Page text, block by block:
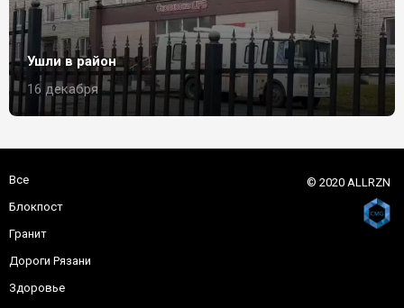
Ушли в район
16 декабря
Все
Блокпост
Гранит
Дороги Рязани
Здоровье
© 2020 ALLRZN